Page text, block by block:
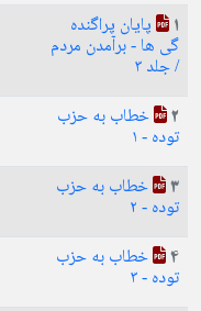
1 پایان پراگنده
گی ها - برآمدن مردم
/ جلد ۳
2 خطاب به حزب
توده - ۱
3 خطاب به حزب
توده - ۲
4 خطاب به حزب
توده - ۳